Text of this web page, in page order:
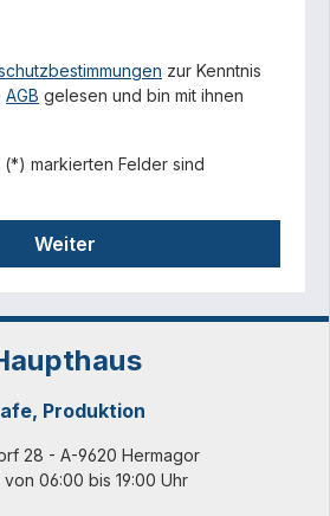
zur Kenntnis
AGB gelesen und bin mit ihnen
(*) markierten Felder sind
Weiter
Produktion
28 - A-9620 Hermagor
von 06:00 bis 19:00 Uhr